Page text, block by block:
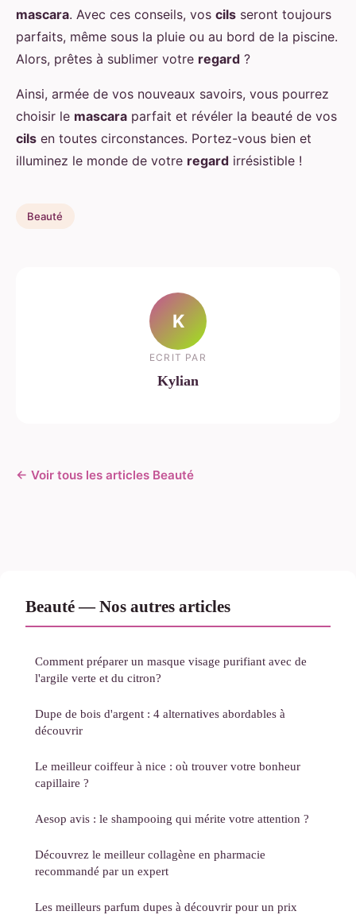
mascara. Avec ces conseils, vos cils seront toujours
parfaits, même sous la pluie ou au bord de la piscine.
Alors, prêtes à sublimer votre regard ?
Ainsi, armée de vos nouveaux savoirs, vous pourrez
choisir le mascara parfait et révéler la beauté de vos
cils en toutes circonstances. Portez-vous bien et
illuminez le monde de votre regard irrésistible !
Beauté
K
ECRIT PAR
Kylian
← Voir tous les articles Beauté
Beauté — Nos autres articles
Comment préparer un masque visage purifiant avec de
l'argile verte et du citron?
Dupe de bois d'argent : 4 alternatives abordables à
découvrir
Le meilleur coiffeur à nice : où trouver votre bonheur
capillaire ?
Aesop avis : le shampooing qui mérite votre attention ?
Découvrez le meilleur collagène en pharmacie
recommandé par un expert
Les meilleurs parfum dupes à découvrir pour un prix